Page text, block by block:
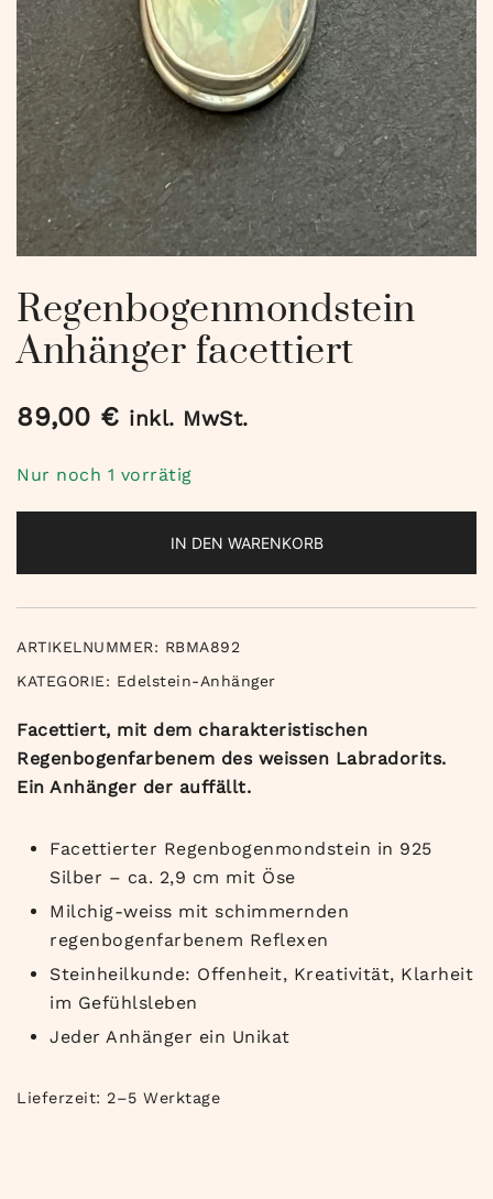
Regenbogenmondstein
Anhänger facettiert
89,00 € inkl. MwSt.
Nur noch 1 vorrätig
IN DEN WARENKORB
ARTIKELNUMMER: RBMA892
KATEGORIE: Edelstein-Anhänger
Facettiert, mit dem charakteristischen
Regenbogenfarbenem des weissen Labradorits.
Ein Anhänger der auffällt.
Facettierter Regenbogenmondstein in 925
Silber – ca. 2,9 cm mit Öse
Milchig-weiss mit schimmernden
regenbogenfarbenem Reflexen
Steinheilkunde: Offenheit, Kreativität, Klarheit
im Gefühlsleben
Jeder Anhänger ein Unikat
Lieferzeit: 2–5 Werktage